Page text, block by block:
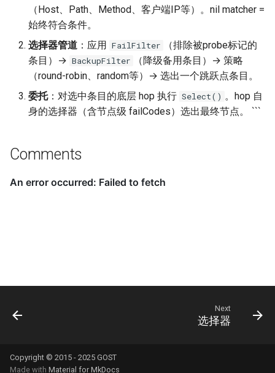
（Host、Path、Method、客户端IP等）。nil matcher =
始终符合条件。
选择器管道 ：应用 FailFilter
（排除被probe标记的
条目）→ BackupFilter
（降级备用条目）→ 策略
（round-robin、random等）→ 选出一个跳跃点条目。
委托：对选中条目的底层 hop 执行 Select() 。hop 自
身的选择器（含节点级 failCodes）选出最终节点。 ```
Comments
Next
选择器
Copyright © 2015 - 2025 GOST
Made with Material for MkDocs